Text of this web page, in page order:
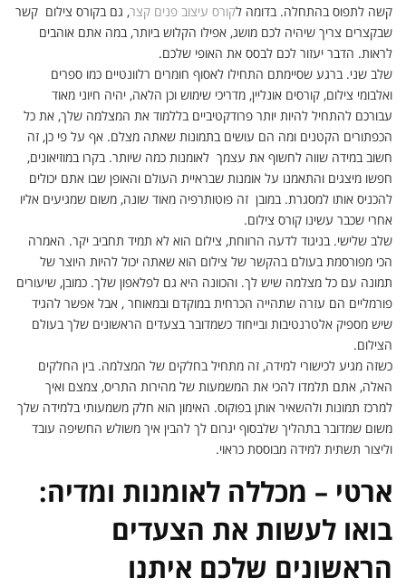
קשה לתפוס בהתחלה. בדומה לקורס עיצוב פנים קצר, גם בקורס צילום קשר
שבקצרים צריך שיהיה לכם מושג, אפילו הקלוש ביותר, במה אתם אוהבים
לראות. הדבר יעזור לכם לבסס את האופי שלכם.
שלב שני. ברגע שסיימתם התחילו לאסוף חומרים רלוונטיים כמו ספרים
ואלבומי צילום, קורסים אונליין, מדריכי שימוש וכן הלאה, יהיה חיוני מאוד
עבורכם להתחיל להיות יותר פרודקטיביים בללמוד את המצלמה שלך, את כל
הכפתורים הקטנים ומה הם עושים בתמונות שאתה מצלם. אף על פי כן, זה
חשוב במידה שווה לחשוף את עצמך לאומנות כמה שיותר. בקרו במוזיאונים,
חפשו מיצגים והתאמנו על אומנות שבראיית העולם והאופן שבו אתם יכולים
להכניס אותו למסגרת. במובן זה פוטותרפיה מאוד שונה, משום שמגיעים אליו
אחרי שכבר עשינו קורס צילום.
שלב שלישי. בניגוד לדעה הרווחת, צילום הוא לא תמיד תחביב יקר. האמרה
הכי מפורסמת בעולם בהקשר של צילום הוא שאתה יכול להיות היוצר של
תמונה עם כל מצלמה שיש לך. והכוונה היא גם לפלאפון שלך. כמובן, שיעורים
פורמליים הם עזרה שתהייה הכרחית במוקדם ובמאוחר , אבל אפשר להגיד
שיש מספיק אלטרנטיבות ובייחוד כשמדובר בצעדים הראשונים שלך בעולם
הצילום.
כשזה מגיע לכישורי למידה, זה מתחיל בחלקים של המצלמה. בין החלקים
האלה, אתם תלמדו להכי את המשמעות של מהירות התריס, צמצם ואיך
למרכז תמונות ולהשאיר אותן בפוקוס. האימון הוא חלק משמעותי בלמידה שלך
משום שמדובר בתהליך שלבסוף יגרום לך להבין איך משולש החשיפה עובד
וליצור תשתית למידה מבוססת כראוי.
ארטי – מכללה לאומנות ומדיה:
בואו לעשות את הצעדים
הראשונים שלכם איתנו